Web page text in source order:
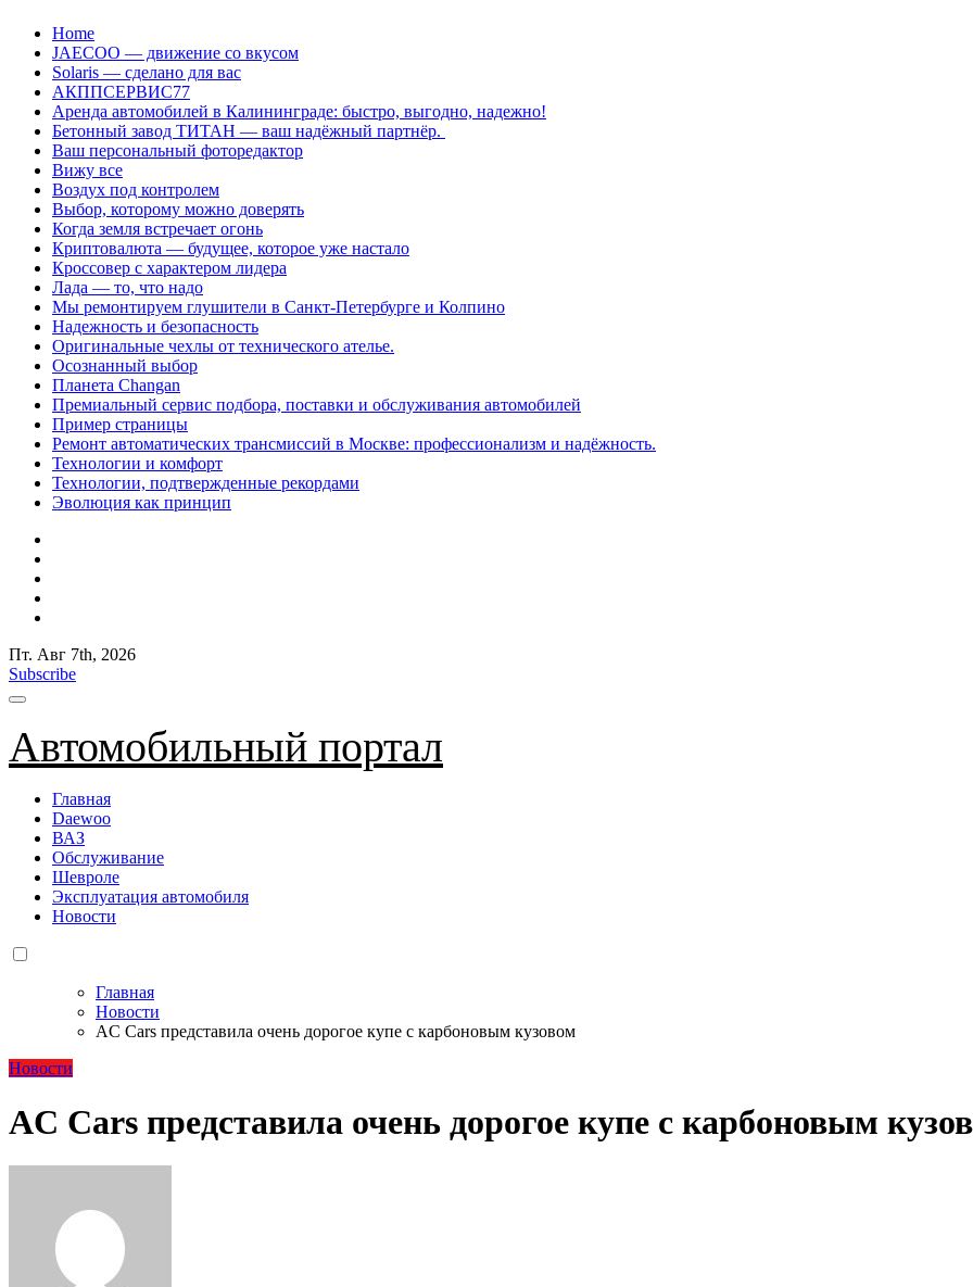
Перейти
содержанию
Home
JAECOO — движение со вкусом
Solaris — сделано для вас
АКППСЕРВИС77
Аренда автомобилей в Калининграде: быстро, выгодно, надежно!
Бетонный завод ТИТАН — ваш надёжный партнёр.
Ваш персональный фоторедактор
Вижу все
Воздух под контролем
Выбор, которому можно доверять
Когда земля встречает огонь
Криптовалюта — будущее, которое уже настало
Кроссовер с характером лидера
Лада — то, что надо
Мы ремонтируем глушители в Санкт-Петербурге и Колпино
Надежность и безопасность
Оригинальные чехлы от технического ателье.
Осознанный выбор
Планета Changan
Премиальный сервис подбора, поставки и обслуживания автомобилей
Пример страницы
Ремонт автоматических трансмиссий в Москве: профессионализм и надёжность.
Технологии и комфорт
Технологии, подтвержденные рекордами
Эволюция как принцип
Пт. Авг 7th, 2026
Subscribe
Автомобильный портал
Главная
Daewoo
ВАЗ
Обслуживание
Шевроле
Эксплуатация автомобиля
Новости
Главная
Новости
AC Cars представила очень дорогое купе с карбоновым кузовом
Новости
AC Cars представила очень дорогое купе с карбоновым